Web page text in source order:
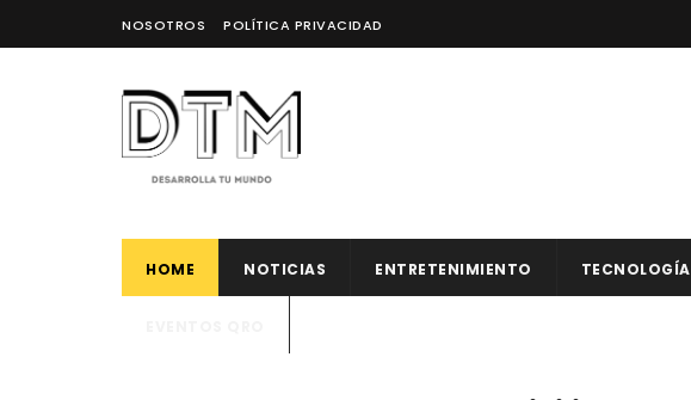
NOSOTROS POLÍTICA PRIVACIDAD
HOME NOTICIAS ENTRETENIMIENTO TECNOLOGÍA